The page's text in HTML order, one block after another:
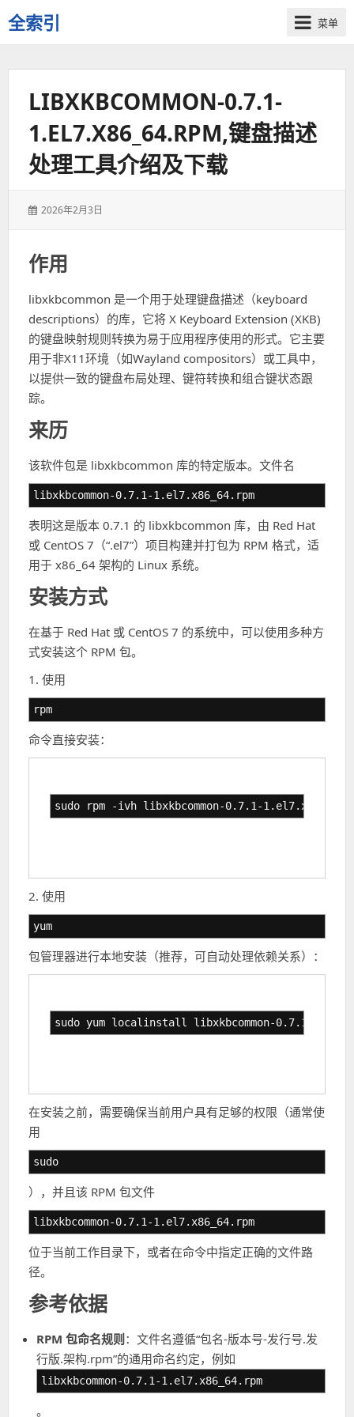
全索引
一
些
菜单
LIBXKBCOMMON-0.7.1-
1.EL7.X86_64.RPM,键盘描述
处理工具介绍及下载
发
2026年2月3日
作用
libxkbcommon 是一个用于处理键盘描述（keyboard
descriptions）的库，它将 X Keyboard Extension (XKB)
的键盘映射规则转换为易于应用程序使用的形式。它主要
用于非X11环境（如Wayland compositors）或工具中，
以提供一致的键盘布局处理、键符转换和组合键状态跟
踪。
来历
该软件包是 libxkbcommon 库的特定版本。文件名
libxkbcommon-0.7.1-1.el7.x86_64.rpm
表明这是版本 0.7.1 的 libxkbcommon 库，由 Red Hat
或 CentOS 7（“.el7”）项目构建并打包为 RPM 格式，适
用于 x86_64 架构的 Linux 系统。
安装方式
在基于 Red Hat 或 CentOS 7 的系统中，可以使用多种方
式安装这个 RPM 包。
1. 使用
rpm
命令直接安装：
sudo rpm -ivh libxkbcommon-0.7.1-
2. 使用
yum
包管理器进行本地安装（推荐，可自动处理依赖关系）：
sudo yum localinstall libxkbcommon-0.7.1-
在安装之前，需要确保当前用户具有足够的权限（通常使
用
sudo
），并且该 RPM 包文件
libxkbcommon-0.7.1-1.el7.x86_64.rpm
位于当前工作目录下，或者在命令中指定正确的文件路
径。
参考依据
RPM 包命名规则 ：文件名遵循“包名-版本号-发行号.发
行版.架构.rpm”的通用命名约定，例如
libxkbcommon-0.7.1-1.el7.x86_64.rpm
。